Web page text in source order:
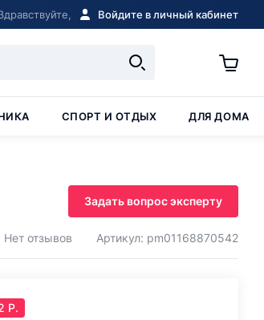
Войдите в личный кабинет
СПОРТ И ОТДЫХ ДЛЯ ДОМА
Задать вопрос эксперту
Нет отзывов Артикул: pm01168870542
Р.